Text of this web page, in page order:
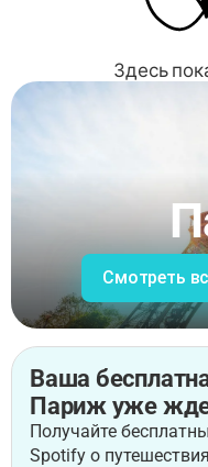
Здесь
Смотреть
Ваша
Париж уже
Получайте
Spotify о